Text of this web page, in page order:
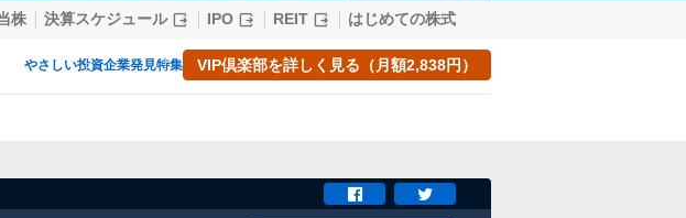
株 決算スケジュール IPO REIT はじめての株式
やさしい投資企業発見特集 VIP倶楽部を詳しく見る（月額2,838円）